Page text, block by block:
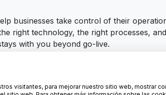
businesses take control of their
right technology, the right processes,
with you beyond go-live.
visitantes, para mejorar nuestro sitio web, mostrar